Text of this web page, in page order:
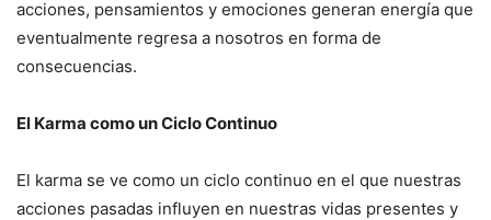
acciones, pensamientos y emociones generan energía que
eventualmente regresa a nosotros en forma de
consecuencias.
El Karma como un Ciclo Continuo
El karma se ve como un ciclo continuo en el que nuestras
acciones pasadas influyen en nuestras vidas presentes y